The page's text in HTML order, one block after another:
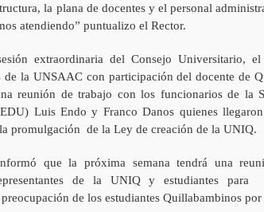
la plana de docentes y el personal
atendiendo” puntualizo el Rector.
extraordinaria del Consejo Universitario,
la UNSAAC con participación del docente de
reunión de trabajo con los funcionarios de la
Luis Endo y Franco Danos quienes
promulgación de la Ley de creación de la UNIQ.
que la próxima semana tendrá una
de la UNIQ y estudiantes para
de los estudiantes Quillabambinos